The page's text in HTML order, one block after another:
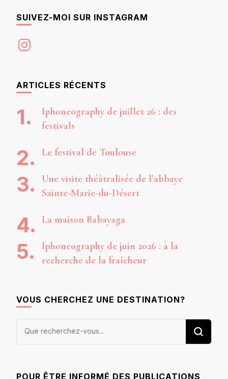
SUIVEZ-MOI SUR INSTAGRAM
Instagram
ARTICLES RÉCENTS
Iphoneography de juillet 26 : des
festivals
Le festival de Toulouse
Une visite théâtralisée de l’abbaye
Sainte-Marie-du-Désert
La maison Babayaga
Iphoneography de juin 2026 : à la
recherche de la fraîcheur
VOUS CHERCHEZ UNE DESTINATION?
Vous
POUR ÊTRE INFORMÉ DES PUBLICATIONS